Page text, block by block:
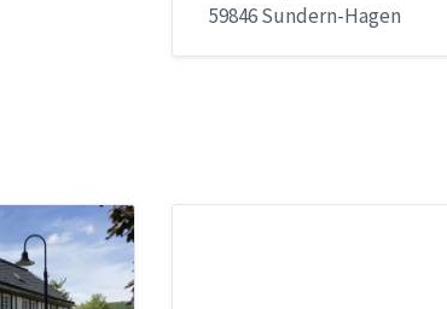
59846 Sundern-Hagen